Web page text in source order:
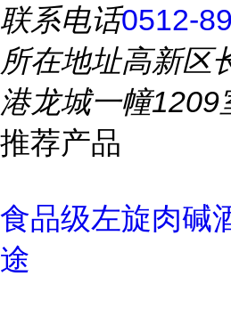
联系电话0512-
所在地址高新区
港龙城一幢1209
推荐产品
食品级左旋肉碱
途